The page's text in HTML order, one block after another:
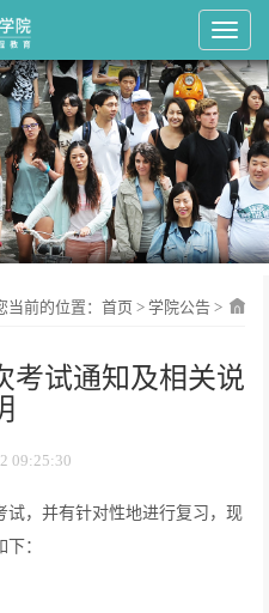
Toggle
当前的位置： 首页 > 学院公告 >
考试通知及相关说
09:25:30
试，并有针对性地进行复习，现
：